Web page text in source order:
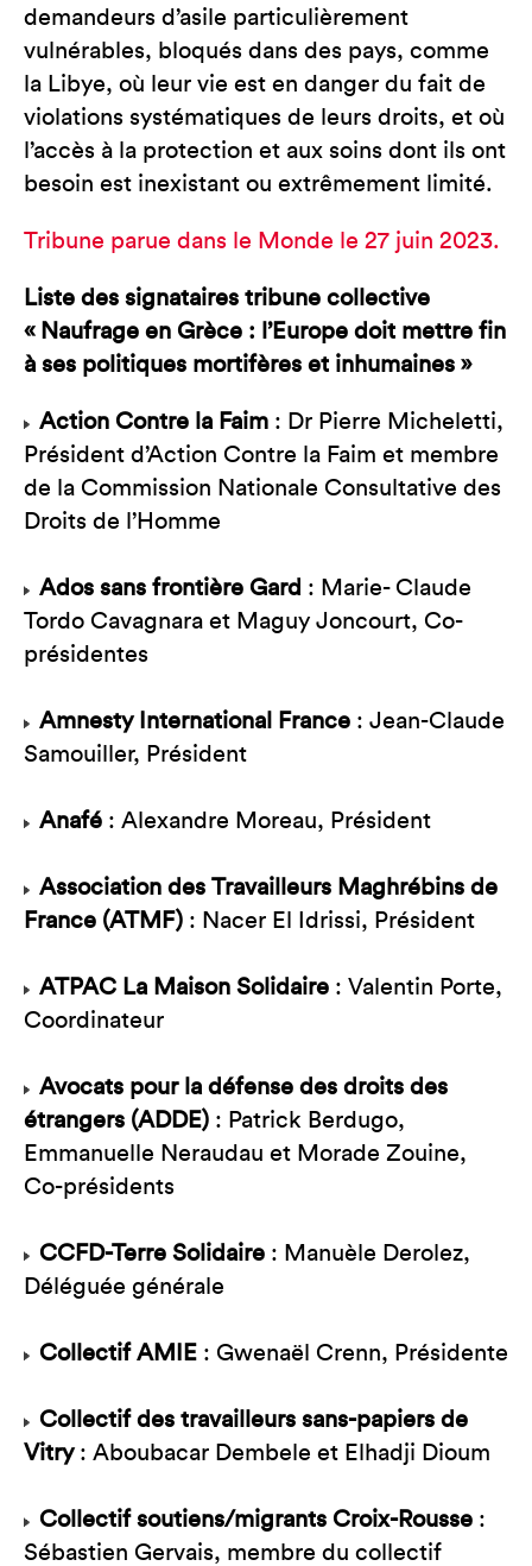
demandeurs d’asile particulièrement
vulnérables, bloqués dans des pays, comme
la Libye, où leur vie est en danger du fait de
violations systématiques de leurs droits, et où
l’accès à la protection et aux soins dont ils ont
besoin est inexistant ou extrêmement limité.
Tribune parue dans le Monde le 27 juin 2023.
Liste des signataires tribune collective
« Naufrage en Grèce : l’Europe doit mettre fin
à ses politiques mortifères et inhumaines »
Action Contre la Faim : Dr Pierre Micheletti,
Président d’Action Contre la Faim et membre
de la Commission Nationale Consultative des
Droits de l’Homme
Ados sans frontière Gard : Marie- Claude
Tordo Cavagnara et Maguy Joncourt, Co-
présidentes
Amnesty International France : Jean-Claude
Samouiller, Président
Anafé : Alexandre Moreau, Président
Association des Travailleurs Maghrébins de
France (ATMF) : Nacer El Idrissi, Président
ATPAC La Maison Solidaire : Valentin Porte,
Coordinateur
Avocats pour la défense des droits des
étrangers (ADDE) : Patrick Berdugo,
Emmanuelle Neraudau et Morade Zouine,
Co-présidents
CCFD-Terre Solidaire : Manuèle Derolez,
Déléguée générale
Collectif AMIE : Gwenaël Crenn, Présidente
Collectif des travailleurs sans-papiers de
Vitry: Aboubacar Dembele et Elhadji Dioum
Collectif soutiens/migrants Croix-Rousse :
Sébastien Gervais, membre du collectif